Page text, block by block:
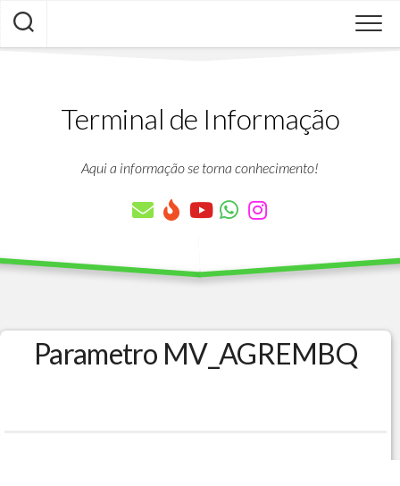
Skip
content
Terminal de Informação
Aqui a informação se torna conhecimento!
Parametro MV_AGREMBQ